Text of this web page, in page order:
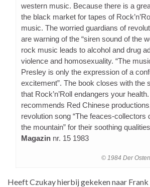
western music. Because there is a
the black market for tapes of
music. The worried guardians of
are warning of the “siren sound of the
rock music leads to alcohol and drug
violence and homosexuality. “The
Presley is only the expression of a
excitement”. The book closes with the
that Rock’n’Roll endangers your
recommends Red Chinese
revolution song “The feaces-collectors
the mountain” for their soothing
Magazin nr. 15 1983
© 1984 Der
Heeft Czukay hierbij gekeken naar Frank